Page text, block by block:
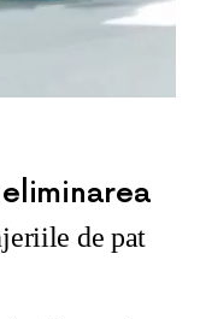
de pat